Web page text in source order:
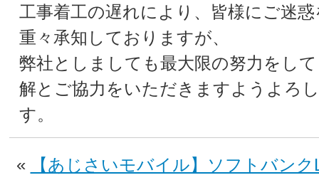
工事着工の遅れにより、皆様にご迷
重々承知しておりますが、
弊社としましても最大限の努力をし
解とご協力をいただきますようよろ
す。
«
【あじさいモバイル】ソフトバン